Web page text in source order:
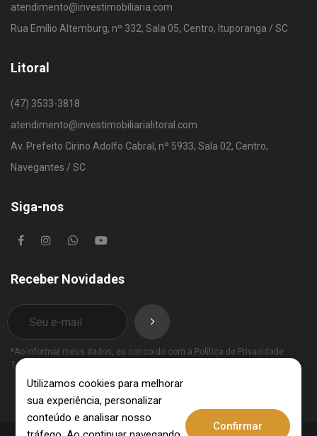
atendimento@investimobiliaria.com
Rua Emílio Altemburg, nº 332, Sala 05, Centro, Ituporanga / SC
Litoral
(47) 3533-3818
atendimento@investimobiliarialitoral.com
Av. Prefeito Cirino Adolfo Cabral, nº 5933, Sala 02, Centro,
Navegantes / SC
Siga-nos
Receber Novidades
*Ao informar meus dados, eu concordo com a Política de Privacidade
Termos de Uso
Utilizamos cookies para melhorar
sua experiência, personalizar
conteúdo e analisar nosso
Confirmar